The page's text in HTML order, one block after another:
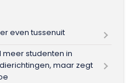
even tussenuit
meer studenten in
maar zegt